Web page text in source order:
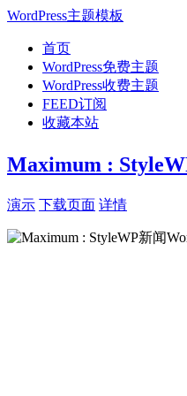
WordPress主题模板
首页
WordPress免费主题
WordPress收费主题
FEED订阅
收藏本站
Maximum :
演示 下载页面 详情